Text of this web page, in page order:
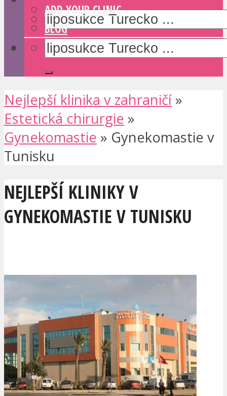
ADD YOUR CLINIC
BLOG
Nejlepší klinika v zahraničí »
Estetická chirurgie »
Gynekomastie » Gynekomastie v
Tunisku
NEJLEPŠÍ KLINIKY V
GYNEKOMASTIE V TUNISKU